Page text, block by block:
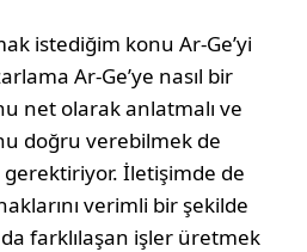
istediğim konu Ar-Ge’yi
Ar-Ge’ye nasıl bir
net olarak anlatmalı ve
doğru verebilmek de
İletişimde de
verimli bir şekil­de
farklılaşan işler üret­mek